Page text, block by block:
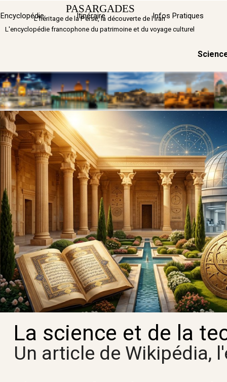
PASARGADES Sauter
Encyclopédie Itinéraire ▼
Infos Pratiques
L'héritage de la Perse, la découverte de l'Iran
L'encyclopédie francophone du patrimoine et du voyage culturel
La science et de la
Un article de Wikipédia,